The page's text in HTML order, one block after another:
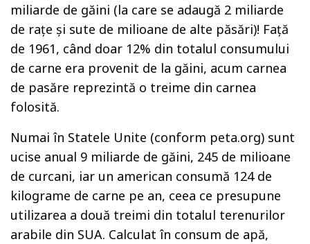
miliarde de găini (la care se adaugă 2 miliarde
de rațe și sute de milioane de alte păsări)! Față
de 1961, când doar 12% din totalul consumului
de carne era provenit de la găini, acum carnea
de pasăre reprezintă o treime din carnea
folosită.
Numai în Statele Unite (conform peta.org) sunt
ucise anual 9 miliarde de găini, 245 de milioane
de curcani, iar un american consumă 124 de
kilograme de carne pe an, ceea ce presupune
utilizarea a două treimi din totalul terenurilor
arabile din SUA. Calculat în consum de apă,